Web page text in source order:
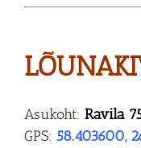
Asukoht: Ravila
GPS: 58.403600,